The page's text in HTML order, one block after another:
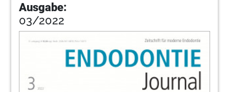
Ausgabe:
03/2022